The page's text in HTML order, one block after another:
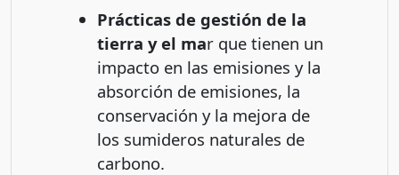
Prácticas de gestión de la
tierra y el mar que tienen un
impacto en las emisiones y la
absorción de emisiones, la
conservación y la mejora de
los sumideros naturales de
carbono.